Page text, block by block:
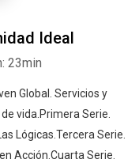
Ideal
23min
Global. Servicios y
vida.Primera Serie.
Lógicas.Tercera Serie.
Acción.Cuarta Serie.